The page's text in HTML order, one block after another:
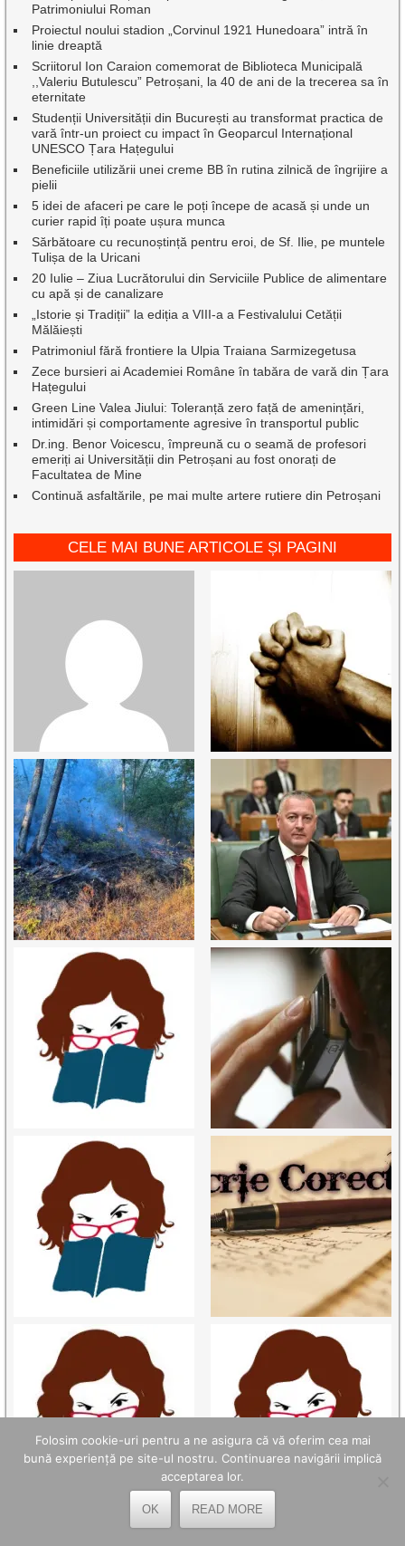
Patrimoniului Roman
Proiectul noului stadion „Corvinul 1921 Hunedoara” intră în
linie dreaptă
Scriitorul Ion Caraion comemorat de Biblioteca Municipală
,,Valeriu Butulescu” Petroșani, la 40 de ani de la trecerea sa în
eternitate
Studenții Universității din București au transformat practica de
vară într-un proiect cu impact în Geoparcul Internațional
UNESCO Țara Hațegului
Beneficiile utilizării unei creme BB în rutina zilnică de îngrijire a
pielii
5 idei de afaceri pe care le poți începe de acasă și unde un
curier rapid îți poate ușura munca
Sărbătoare cu recunoștință pentru eroi, de Sf. Ilie, pe muntele
Tulișa de la Uricani
20 Iulie – Ziua Lucrătorului din Serviciile Publice de alimentare
cu apă și de canalizare
„Istorie și Tradiții” la ediția a VIII-a a Festivalului Cetății
Mălăiești
Patrimoniul fără frontiere la Ulpia Traiana Sarmizegetusa
Zece bursieri ai Academiei Române în tabăra de vară din Țara
Hațegului
Green Line Valea Jiului: Toleranță zero față de amenințări,
intimidări și comportamente agresive în transportul public
Dr.ing. Benor Voicescu, împreună cu o seamă de profesori
emeriți ai Universității din Petroșani au fost onorați de
Facultatea de Mine
Continuă asfaltările, pe mai multe artere rutiere din Petroșani
CELE MAI BUNE ARTICOLE ȘI PAGINI
Folosim cookie-uri pentru a ne asigura că vă oferim cea mai
bună experiență pe site-ul nostru. Continuarea navigării implică
acceptarea lor.
OK READ MORE